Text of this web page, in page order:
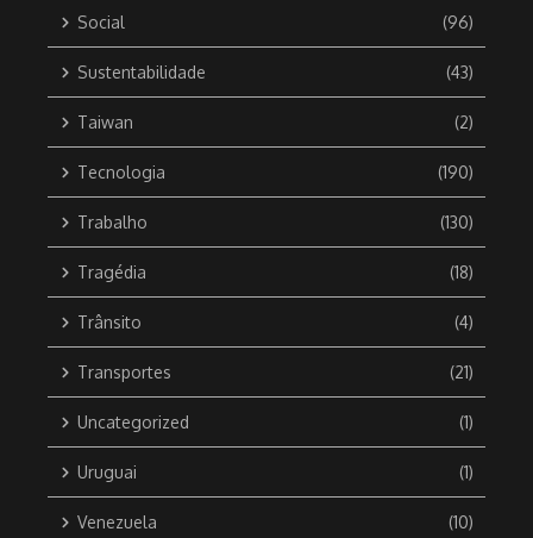
Social (96)
Sustentabilidade (43)
Taiwan (2)
Tecnologia (190)
Trabalho (130)
Tragédia (18)
Trânsito (4)
Transportes (21)
Uncategorized (1)
Uruguai (1)
Venezuela (10)